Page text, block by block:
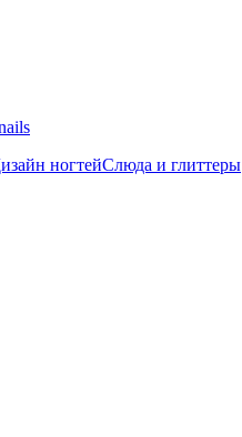
ногтейСлюда и глиттеры